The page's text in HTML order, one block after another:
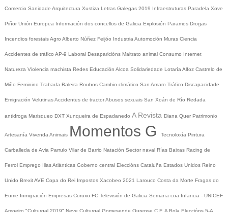
Comercio Sanidade Arquitectura Xustiza Letras Galegas 2019 Infraestruturas Paradela Xove
Piñor Unión Europea Información dos concellos de Galicia Explosión Paramos Drogas
Incendios forestaisAgro Alberto Núñez Feijóo Industria Automoción Muras Ciencia
Accidentes de tráfico AP-9 Laboral Desaparicións Maltrato animal Consumo Internet
Natureza Violencia machista Redes Educación Alcoa Solidariedade Lotaría Alfoz Castrelo de
Miño Feminino Trabada Baleira Roubos Cambio climático San Amaro Tráfico Discapacidade
Emigración VelutinasAccidentes de tractorAbusos sexuais San Xoán de Río Redada
antidroga Marisqueo DXT Xunqueira de Espadanedo A Revista Diana Quer Patrimonio
Artesanía Vivenda Animais Momentos G Tecnoloxía Pintura
Carballeda de Avia Parrulo Vilar de Barrio Natación Sector naval Rías Baixas Racing de
Ferrol Emprego Illas Atlánticas Goberno central Eleccións Cataluña Estados Unidos Reino
Unido BrexitAVE Copa do Rei Impostos Xacobeo 2021 Larouco Costa da Morte Fragas do
Eume Inmigración Empresas Coruxo FC Televisión de Galicia Semana coa Infancia - UNICEF
Amoeiro "Culturgal 2019" Neve Culturgal Gomesende Ourense C.F. A Bola Eleccións 5-A